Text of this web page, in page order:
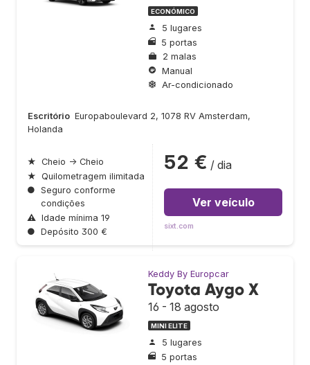
ECONÓMICO
5 lugares
5 portas
2 malas
Manual
Ar-condicionado
Escritório Europaboulevard 2, 1078 RV Amsterdam,
Holanda
★ Cheio → Cheio
★ Quilometragem ilimitada
● Seguro conforme
condições
⚠ Idade mínima 19
● Depósito 300 €
52 € / dia
Ver veículo
sixt.com
Keddy By Europcar
Toyota Aygo X
16 - 18 agosto
MINI ELITE
5 lugares
5 portas